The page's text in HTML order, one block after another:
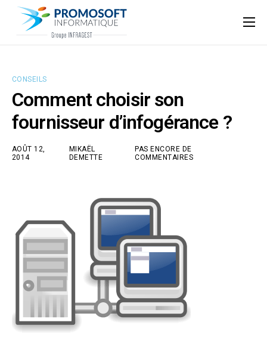
Qui sommes-nous ?
Nos ressources
Support
CONSEILS
Comment choisir son
fournisseur d’infogérance ?
AOÛT 12,
2014
MIKAËL
DEMETTE
PAS ENCORE DE
COMMENTAIRES